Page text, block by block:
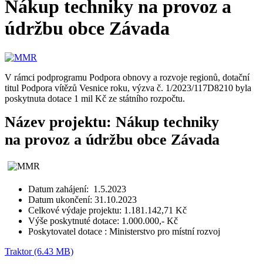
Nákup techniky na provoz a
údržbu obce Závada
V rámci podprogramu Podpora obnovy a rozvoje regionů, dotační
titul Podpora vítězů Vesnice roku, výzva č. 1/2023/117D8210 byla
poskytnuta dotace 1 mil Kč ze státního rozpočtu.
Název projektu: Nákup techniky
na provoz a údržbu obce Závada
Datum zahájení: 1.5.2023
Datum ukončení: 31.10.2023
Celkové výdaje projektu: 1.181.142,71 Kč
Výše poskytnuté dotace: 1.000.000,- Kč
Poskytovatel dotace : Ministerstvo pro místní rozvoj
Traktor (6.43 MB)